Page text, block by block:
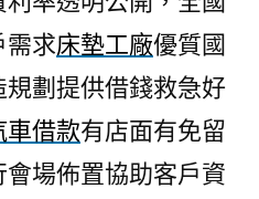
需求床墊工廠優質國
劃提供借錢救急好
車借款有店面有免留
場佈置協助客戶資